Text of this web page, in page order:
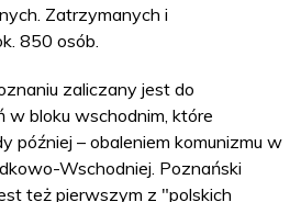
Zatrzymanych i
850 osób.
zaliczany jest do
bloku wschodnim, które
później – obaleniem komunizmu w
Wschodniej. Poznański
też pierwszym z "polskich